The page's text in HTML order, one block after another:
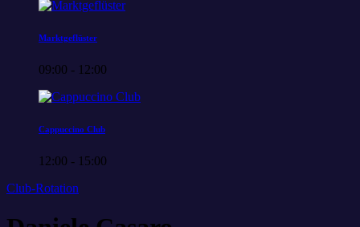
Marktgeflüster
09:00 - 12:00
Cappuccino Club
12:00 - 15:00
Club-Rotation